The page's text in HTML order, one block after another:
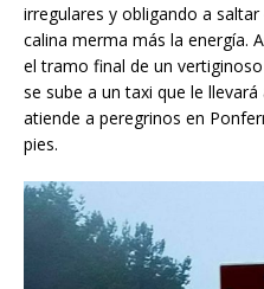
irregulares y obligando a
calina merma más la energía.
el tramo final de un
se sube a un taxi que le
atiende a peregrinos en
pies.